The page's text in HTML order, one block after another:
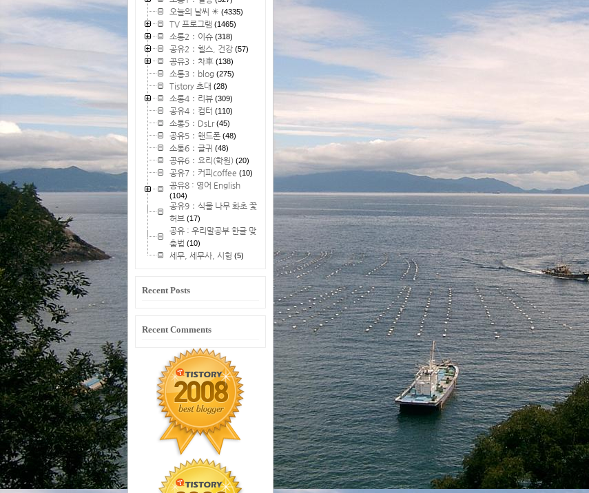
오늘의 날씨 ☀ (4335)
TV 프로그램 (1465)
소통2：이슈(318)
공유2：헬스, 건강(57)
공유3：차車(138)
소통3：blog(275)
Tistory 초대 (28)
소통4：리뷰(309)
공유4：컴터 (110)
소통5：DsLr(45)
공유5：핸드폰(48)
소통6：글귀 (48)
공유6：요리(학원)(20)
공유7：커피coffee (10)
공유8 : 영어 English
(104)
공유9：식물 나무 화초 꽃
허브 (17)
공유 : 우리말공부 한글 맞
춤법 (10)
세무, 세무사, 시험 (5)
Recent Posts
Recent Comments